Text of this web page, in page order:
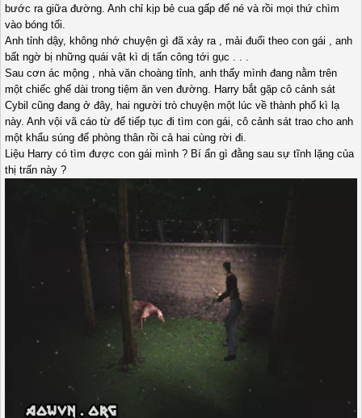
bước ra giữa đường. Anh chỉ kịp bẻ cua gấp để né và rồi mọi thứ chìm
vào bóng tối.
Anh tỉnh dậy, không nhớ chuyện gì đã xảy ra , mải đuổi theo con gái , anh
bất ngờ bị những quái vật kì dị tấn công tới gục . . .
Sau cơn ác mộng , nhà văn choàng tỉnh, anh thấy mình đang nằm trên
một chiếc ghế dài trong tiệm ăn ven đường. Harry bắt gặp cô cảnh sát
Cybil cũng đang ở đây, hai người trò chuyện một lúc về thành phố kì lạ
này. Anh vội vã cáo từ để tiếp tục đi tìm con gái, cô cảnh sát trao cho anh
một khẩu súng để phòng thân rồi cả hai cùng rời đi.
Liệu Harry có tìm được con gái mình ? Bí ẩn gì đằng sau sự tĩnh lặng của
thị trấn này ?